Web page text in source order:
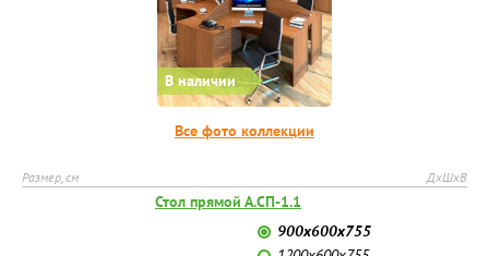
В наличии
Все фото коллекции
Размер, см ДхШхВ
Стол прямой А.СП-1.1
900х600х755